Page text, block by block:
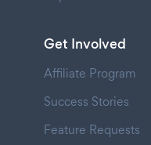
Get Involved
Affiliate Program
Success Stories
Feature Requests